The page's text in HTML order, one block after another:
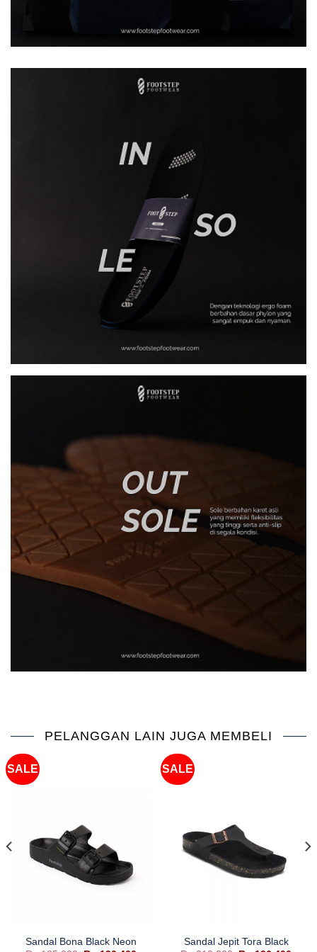
PELANGGAN LAIN JUGA MEMBELI
SALE
Sandal Bona Black Neon
SALE
Sandal Jepit Tora Black